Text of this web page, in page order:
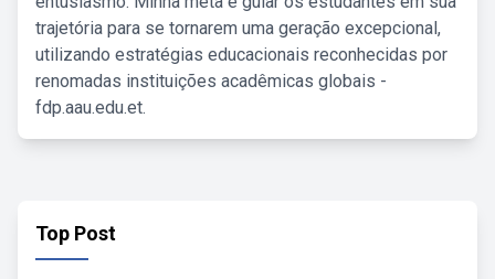
trajetória para se tornarem uma geração excepcional,
utilizando estratégias educacionais reconhecidas por
renomadas instituições acadêmicas globais -
fdp.aau.edu.et.
Top Post